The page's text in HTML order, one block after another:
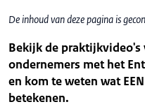
De inhoud van deze pagina is
Bekijk de praktijkvideo's
ondernemers met het
en kom te weten wat
betekenen.